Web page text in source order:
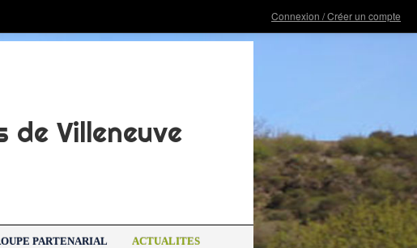
Connexion / Créer un compte
Villeneuve
PARTENARIAL
ACTUALITES